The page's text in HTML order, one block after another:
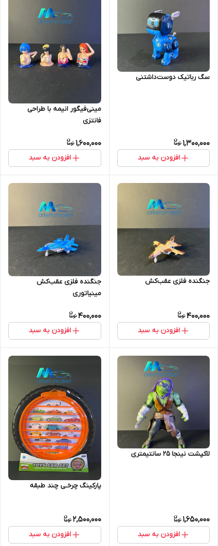
سگ رباتیک دوست‌داشتنی
1,300,000
افزودن به سبد
مینی‌فیگور انیمه با طراحی
فانتزی
1,600,000
افزودن به سبد
جنگنده فلزی عقب‌کش
400,000
افزودن به سبد
جنگنده فلزی عقب‌کش
مینیاتوری
400,000
افزودن به سبد
لاکپشت نینجا ۲۵ سانتیمتری
1,650,000
افزودن به سبد
پارکینگ چرخـی چند طبقه
2,500,000
افزودن به سبد